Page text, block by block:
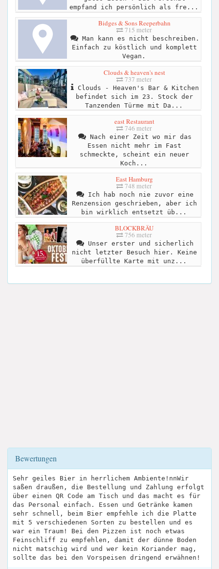
empfand ich persönlich als fre...
Bidges & Sons Reeperbahn
715 meter
Man kann es nicht beschreiben.
Einfach zu köstlich und komplett
Vegan.
Clouds & heaven's nest
737 meter
Clouds - Heaven's Bar & Kitchen
befindet sich im 23. Stock der
Tanzenden Türme mit Da...
east Restaurant
746 meter
Nach einer Zeit wo mir das
Essen nicht mehr im Fast
schmeckte, scheint ein neuer
Koch...
East Hamburg
748 meter
Ich hab noch nie zuvor eine
Renzension geschrieben, aber ich
bin wirklich entsetzt üb...
BLOCKBRÄU
756 meter
Unser erster und sicherlich
nicht letzter Besuch hier. Keine
überfüllte Karte mit unz...
Bewertungen
Sehr geiles Bier in herrlichem Ambiente!nnWir
saßen draußen, die Bestellung und Zahlung erfolgt
über einen QR Code am Tisch und das macht es für
das Personal einfach. Essen und Getränke kamen
sehr schnell, beim Bier empfehle ich die Platte
mit 5 verschiedenen Sorten zu bestellen und es
war ein Traum! Bei den Pizzen ist noch etwas
Feinschliff zu empfehlen, damit der dünne Boden
nicht matschig wird und wer kein Koriander mag,
sollte das bei den Vorspeisen dringend erwähnen!